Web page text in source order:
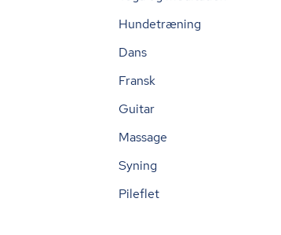
Hundetræning
Dans
Fransk
Guitar
Massage
Syning
Pileflet